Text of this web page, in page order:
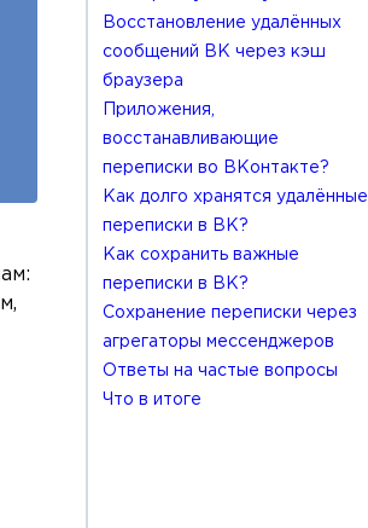
Восстановление удалённых
сообщений ВК через кэш
браузера
Приложения,
восстанавливающие
переписки во ВКонтакте?
Как долго хранятся удалённые
переписки в ВК?
Как сохранить важные
переписки в ВК?
Сохранение переписки через
агрегаторы мессенджеров
Ответы на частые вопросы
Что в итоге